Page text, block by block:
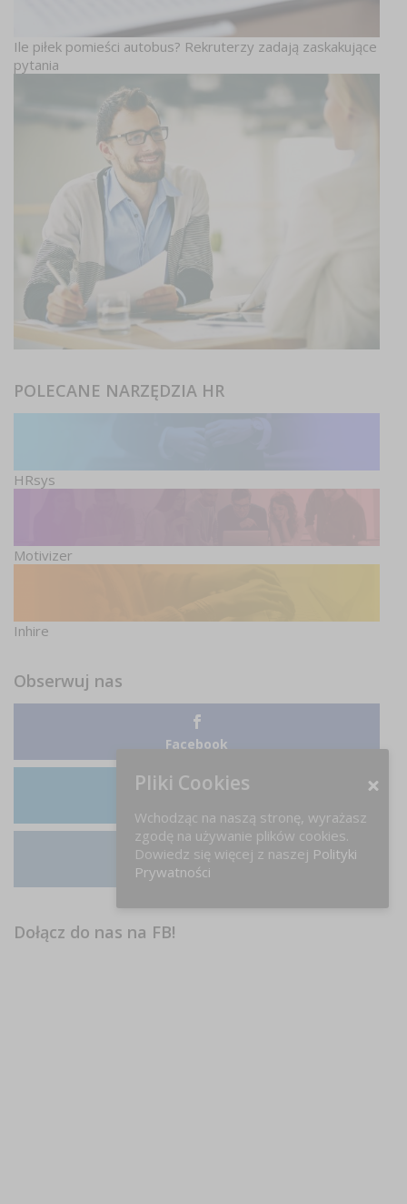
Ile piłek pomieści autobus? Rekruterzy zadają zaskakujące
pytania
POLECANE NARZĘDZIA HR
HRsys
Motivizer
Inhire
Obserwuj nas
Facebook
Instagram
Dołącz do nas na FB!
Pliki Cookies
Wchodząc na naszą stronę, wyrażasz
zgodę na używanie plików cookies.
Dowiedz się więcej z naszej Polityki
Prywatności